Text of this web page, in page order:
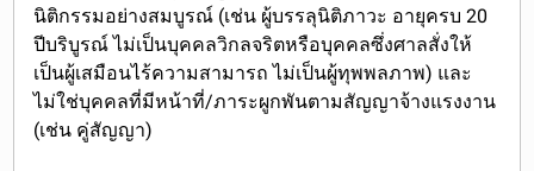
นิติกรรมอย่างสมบูรณ์ (เช่น ผู้บรรลุนิติภาวะ อายุครบ 20
ปีบริบูรณ์ ไม่เป็นบุคคลวิกลจริตหรือบุคคลซึ่งศาลสั่งให้
เป็นผู้เสมือนไร้ความสามารถ ไม่เป็นผู้ทุพพลภาพ) และ
ไม่ใช่บุคคลที่มีหน้าที่/ภาระผูกพันตามสัญญาจ้างแรงงาน
(เช่น คู่สัญญา)